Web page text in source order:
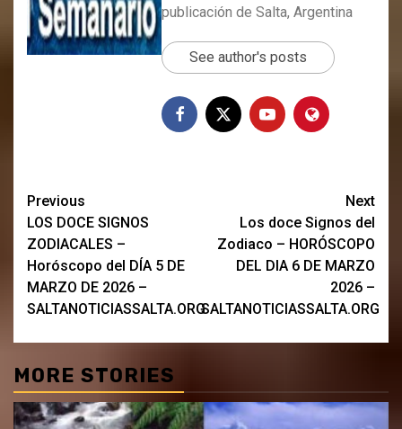
publicación de Salta, Argentina
See author's posts
Post
navigation
Previous
LOS DOCE SIGNOS
ZODIACALES –
Horóscopo del DÍA 5 DE
MARZO DE 2026 –
SALTANOTICIASSALTA.ORG
Next
Los doce Signos del
Zodiaco – HORÓSCOPO
DEL DIA 6 DE MARZO
2026 –
SALTANOTICIASSALTA.ORG
MORE STORIES